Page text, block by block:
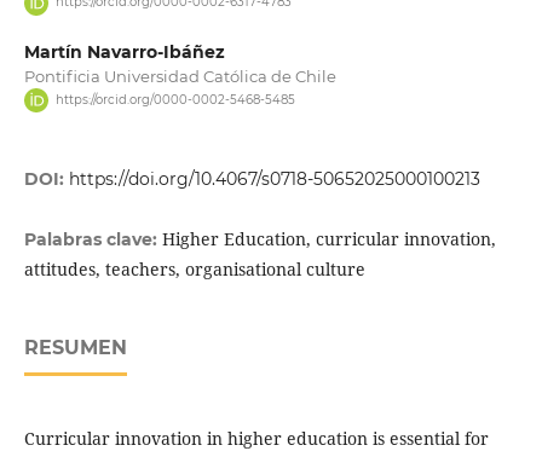
Martín Navarro-Ibáñez
Pontificia Universidad Católica de Chile
https://orcid.org/0000-0002-5468-5485
DOI: https://doi.org/10.4067/s0718-50652025000100213
Palabras clave: Higher Education, curricular innovation,
attitudes, teachers, organisational culture
RESUMEN
Curricular innovation in higher education is essential for